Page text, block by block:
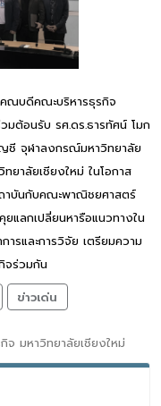
ณบดีคณะบริหารธุรกิจ
มต้อนรับ รศ.ดร.ธารทัศน์ โมก
ชี จุฬาลงกรณ์มหาวิทยาลัย
ยาลัยเชียงใหม่ ในโอกาส
าบันกับคณะพาณิชยศาสตร์
ลกเปลี่ยนหารือแนวทางใน
รและการวิจัย เตรียมความ
จร่วมกัน
ข่าวเด่น
มหาวิทยาลัยเชียงใหม่